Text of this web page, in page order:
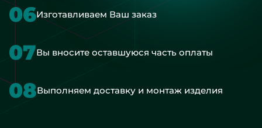
06Изготавливаем Ваш заказ
07Вы вносите оставшуюся часть оплаты
08Выполняем доставку и монтаж изделия